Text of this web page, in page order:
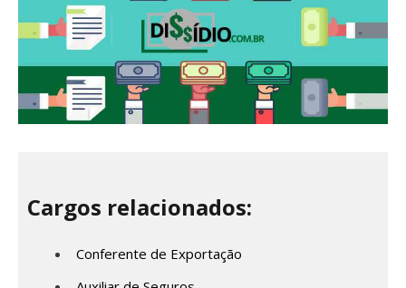
Cargos relacionados:
Conferente de Exportação